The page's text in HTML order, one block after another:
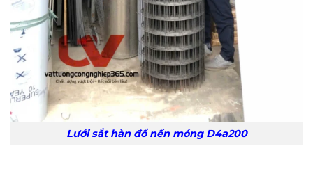
Lưới sắt hàn đổ nền móng D4a200